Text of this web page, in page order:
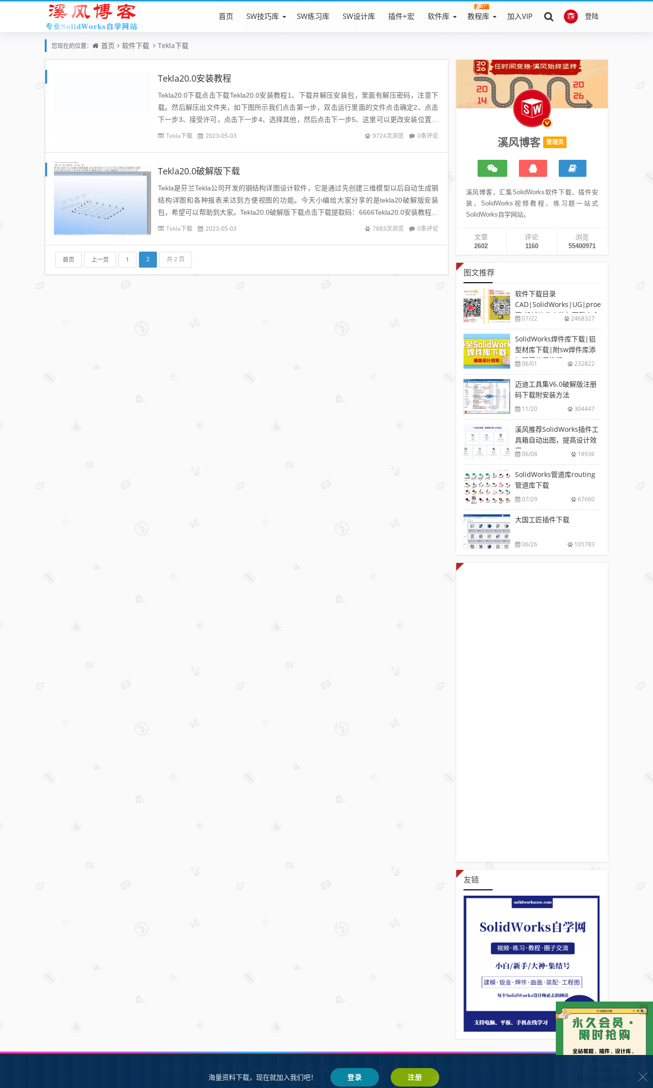
登陆
首页 SW技巧库 SW练习库 SW设计库 插件+宏 软件库 教程库 加入VIP
您现在的位置： 首页 软件下载 Tekla下载
Tekla20.0安装教程
Tekla20.0下载点击下载Tekla20.0安装教程1、下载并解压安装包，里面有解压密码，注意下
载。然后解压出文件夹，如下图所示我们点击第一步，双击运行里面的文件点击确定2、点击
下一步3、接受许可，点击下一步4、选择其他，然后点击下一步5、这里可以更改安装位置，
推荐默认，点击下一步6、点击完成。...
Tekla下载 2023-05-03 9724次浏览 0条评论
Tekla20.0破解版下载
Tekla是芬兰Tekla公司开发的钢结构详图设计软件，它是通过先创建三维模型以后自动生成钢
结构详图和各种报表来达到方便视图的功能。今天小编给大家分享的是tekla20破解版安装
包，希望可以帮助到大家。Tekla20.0破解版下载点击下载提取码：6666Tekla20.0安装教程点
击查看...
Tekla下载 2023-05-03 7683次浏览 0条评论
首页 上一页 1 2 共 2 页
溪风博客 管理员
溪风博客，汇集SolidWorks软件下载、插件安
装、SolidWorks视频教程、练习题一站式
SolidWorks自学网站。
文章
2602
评论
1160
浏览
55400971
图文推荐
软件下载目录
CAD|SolidWorks|UG|proe
等-机械软件安装包下载大全
07/22 2468327
SolidWorks焊件库下载|铝
型材库下载|附sw焊件库添
加配置使用教程
06/01 232822
迈迪工具集V6.0破解版注册
码下载附安装方法
11/20 304447
溪风推荐SolidWorks插件工
具箱自动出图，提高设计效
率06/08 18936
SolidWorks管道库routing
管道库下载
07/29 67660
大国工匠插件下载
06/26 105783
友链
鲁ICP备2021002287号-1鲁公网安备 37132902372928号
SW自学网 Z-BlogPHP 搭建
×
海量资料下载，现在就加入我们吧！ 登录 注册